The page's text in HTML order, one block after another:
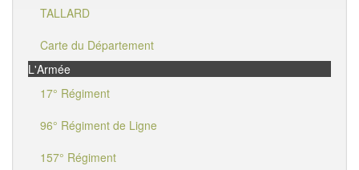
TALLARD
Carte du Département
L'Armée
17° Régiment
96° Régiment de Ligne
157° Régiment